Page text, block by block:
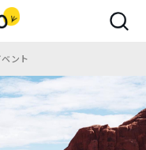
ベント